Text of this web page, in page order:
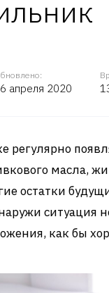
апреля 2020
регулярно
масла,
остатки
ситуация
как бы